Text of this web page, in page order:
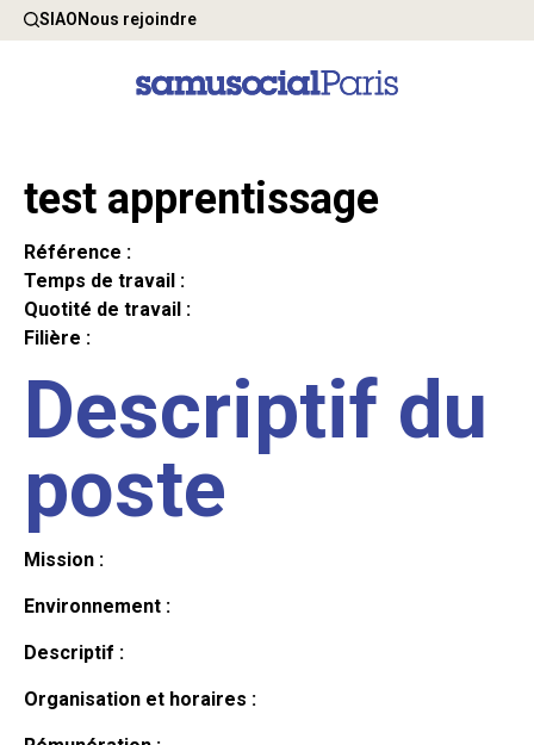
SIAONous rejoindre
test apprentissage
Référence :
Temps de travail :
Quotité de travail :
Filière :
Descriptif du
poste
Mission :
Environnement :
Descriptif :
Organisation et horaires :